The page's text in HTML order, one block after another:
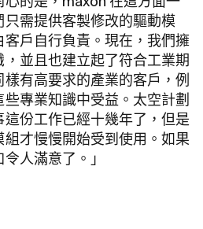
需提供客製修改的驅動模
戶自行負責。現在，我們擁
並且也建立起了符合工業期
有高要求的產業的客戶，例
專業知識中受益。太空計劃
份工作已經十幾年了，但是
才慢慢開始受到使用。如果
人滿意了。」